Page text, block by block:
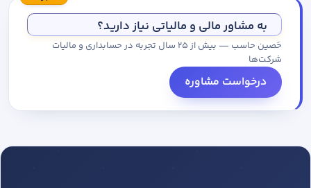
به مشاور مالی و مالیاتی نیاز دارید؟
حَصین حاسب — بیش از ۲۵ سال تجربه در حسابداری و مالیات
شرکت‌ها
درخواست مشاوره